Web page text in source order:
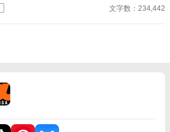
けてしまった”怪異を集めた一冊である。 最後
とき、あなたは“何か”に気づくことになるだろ
文字数：234,442